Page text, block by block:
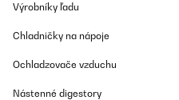
Výrobníky ľadu
Chladničky na nápoje
Ochladzovače vzduchu
Nástenné digestory